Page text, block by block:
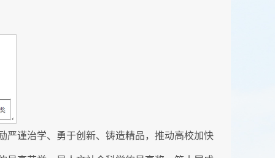
严谨治学、勇于创新、铸造精品，推动高校加快